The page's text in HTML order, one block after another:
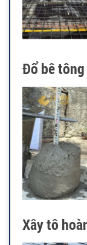
Đổ bê
Xây tô